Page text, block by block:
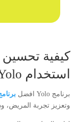
كيفية
استخدام Yolo؟
برنامج Yolo افضل
وتعزيز تجربة المريض،